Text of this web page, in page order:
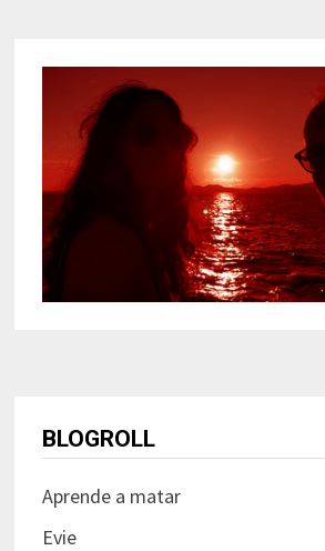
BLOGROLL
Aprende a matar
Evie